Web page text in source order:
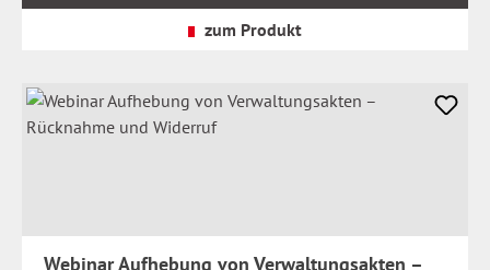
zum Produkt
Webinar Aufhebung von Verwaltungsakten –